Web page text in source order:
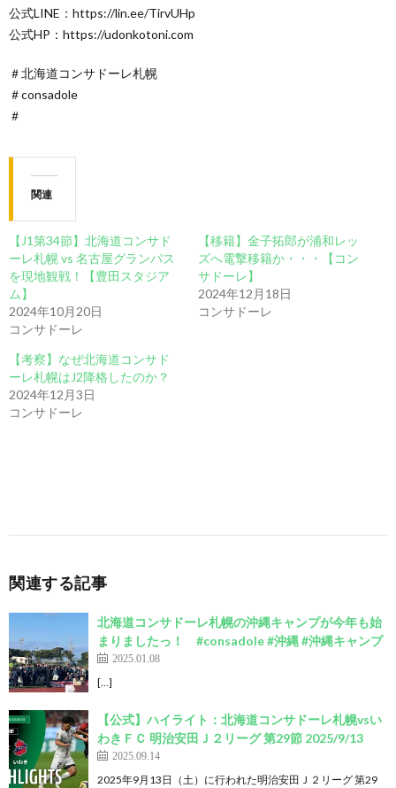
公式LINE：https://lin.ee/TirvUHp
公式HP：https://udonkotoni.com
＃北海道コンサドーレ札幌
＃consadole
＃
関連
【J1第34節】北海道コンサド
ーレ札幌 vs 名古屋グランパス
を現地観戦！【豊田スタジア
ム】
2024年10月20日
コンサドーレ
【移籍】金子拓郎が浦和レッ
ズへ電撃移籍か・・・【コン
サドーレ】
2024年12月18日
コンサドーレ
【考察】なぜ北海道コンサド
ーレ札幌はJ2降格したのか？
2024年12月3日
コンサドーレ
関連する記事
北海道コンサドーレ札幌の沖縄キャンプが今年も始
まりましたっ！ #consadole #沖縄 #沖縄キャンプ
2025.01.08
[…]
【公式】ハイライト：北海道コンサドーレ札幌vsい
わきＦＣ 明治安田Ｊ２リーグ 第29節 2025/9/13
2025.09.14
2025年9月13日（土）に行われた明治安田Ｊ２リーグ 第29